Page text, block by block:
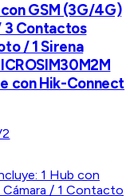
GSM (3G/4G)
3 Contactos
/ 1 Sirena
con Hik-Connect